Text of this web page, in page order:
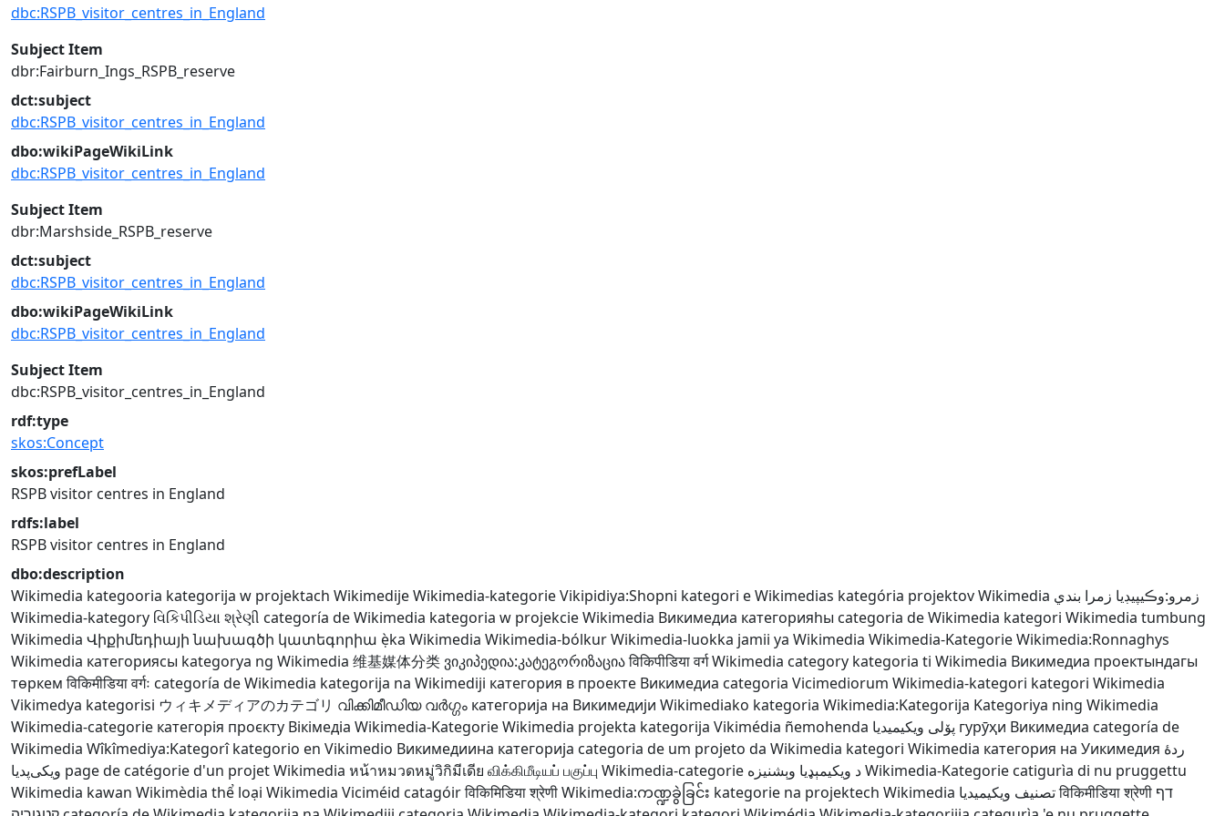
dbc:RSPB_visitor_centres_in_England
Subject Item
dbr:Fairburn_Ings_RSPB_reserve
dct:subject
dbc:RSPB_visitor_centres_in_England
dbo:wikiPageWikiLink
dbc:RSPB_visitor_centres_in_England
Subject Item
dbr:Marshside_RSPB_reserve
dct:subject
dbc:RSPB_visitor_centres_in_England
dbo:wikiPageWikiLink
dbc:RSPB_visitor_centres_in_England
Subject Item
dbc:RSPB_visitor_centres_in_England
rdf:type
skos:Concept
skos:prefLabel
RSPB visitor centres in England
rdfs:label
RSPB visitor centres in England
dbo:description
Wikimedia kategooria kategorija w projektach WikimedijeWikimedia-kategorieVikipidiya:Shopni kategori e Wikimedias kategória projektov Wikimedia زمرو:وڪيپيڊيا زمرا بندي
Wikimedia-kategory વિકિપીડિયા શ્રેણી categoría de Wikimedia kategoria w projekcie Wikimedia Викимедиа категорияһы categoria de Wikimedia kategori Wikimedia tumbung
Wikimedia Վիքիմեդիայի նախագծի կատեգորիա ẹ̀ka Wikimedia Wikimedia-bólkurWikimedia-luokka jamii ya Wikimedia Wikimedia-KategorieWikimedia:Ronnaghys
Wikimedia категориясы kategorya ng Wikimedia 维基媒体分类 ვიკიპედია:კატეგორიზაციაविकिपीडिया वर्गWikimedia category kategoria ti Wikimedia Викимедиа проектындагы
төркем विकिमीडिया वर्गः categoría de Wikimedia kategorija na Wikimediji категория в проекте Викимедиа categoria Vicimediorum Wikimedia-kategori kategori Wikimedia
Vikimedya kategorisi ウィキメディアのカテゴリ വിക്കിമീഡിയ വർഗ്ഗം категорија на Викимедији Wikimediako kategoria Wikimedia:Kategorija Kategoriya ning Wikimedia
Wikimedia-categorie категорія проєкту Вікімедіа Wikimedia-KategorieWikimedia projekta kategorija Vikimédia ñemohenda پۆلی ویکیمیدیا гурӯҳи Викимедиа categoría de
Wikimedia Wîkîmediya:Kategorî kategorio en Vikimedio Викимедиина категорија categoria de um projeto da Wikimedia kategori Wikimedia категория на Уикимедия ردهٔ
ویکی‌پدیا page de catégorie d'un projet Wikimedia หน้าหมวดหมู่วิกิมีเดีย விக்கிமீடியப் பகுப்பு Wikimedia-categorie د ويکيمېډيا وېشنيزهWikimedia-Kategorie catigurìa di nu pruggettu
Wikimedia kawan Wikimèdia thể loại Wikimedia Viciméid catagóirविकिमिडिया श्रेणीWikimedia:ကဏ္ဍခွဲခြင်း kategorie na projektech Wikimedia تصنيف ويكيميدياविकिमीडिया श्रेणी דף